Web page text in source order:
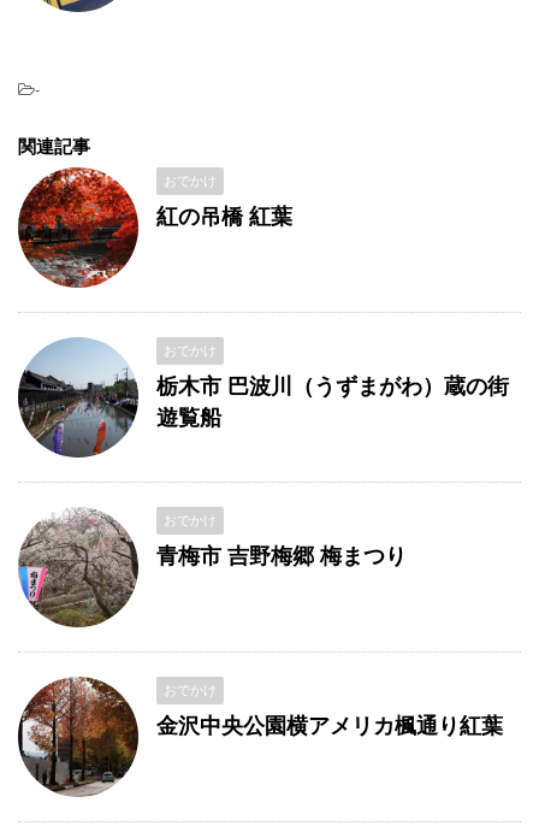
-
関連記事
おでかけ
紅の吊橋 紅葉
おでかけ
栃木市 巴波川（うずまがわ）蔵の街
遊覧船
おでかけ
青梅市 吉野梅郷 梅まつり
おでかけ
金沢中央公園横アメリカ楓通り紅葉